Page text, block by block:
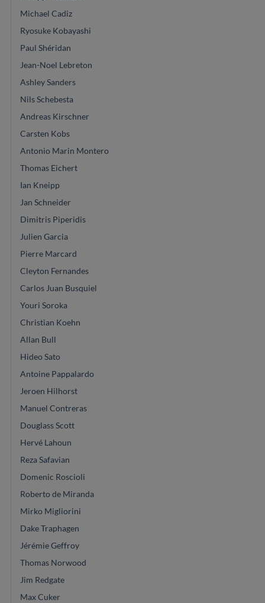
Michael Cadiz
Ryosuke Kobayashi
Paul Shéridan
Jean-Noel Lebreton
Ashley Sanders
Nils Schebesta
Andreas Kirschner
Carsten Kobs
Antonio Marin Montero
Thomas Eichert
Ian Kneipp
Jan Schneider
Dimitris Piperidis
Julien Garcia
Pierre Marcard
Cleyton Fernandes
Carlos Juan Busquiel
Youri Soroka
Christian Koehn
Allan Bull
Hideo Sato
Antoine Pappalardo
Jeroen Hilhorst
Manuel Contreras
Douglass Scott
Hervé Lahoun
Reza Safavian
Domenic Roscioli
Roberto de Miranda
Mirko Migliorini
Dake Traphagen
Jérémie Geffroy
Thomas Norwood
Jim Redgate
Max Cuker